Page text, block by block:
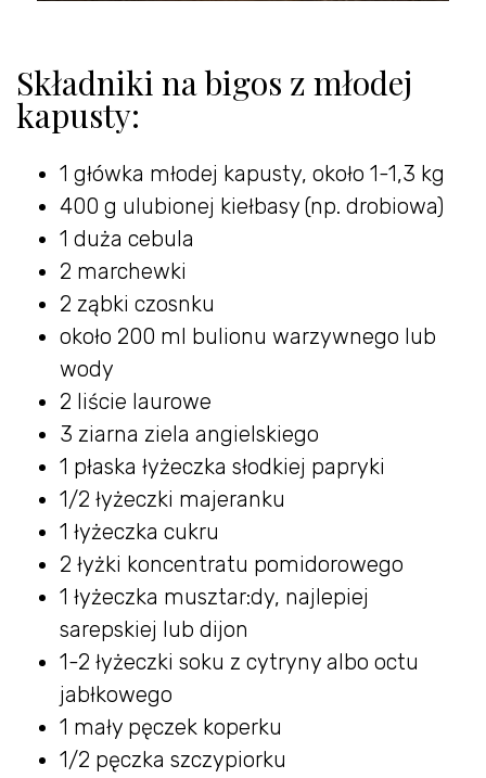
Składniki na bigos z młodej
kapusty:
1 główka młodej kapusty, około 1-1,3 kg
400 g ulubionej kiełbasy (np. drobiowa)
1 duża cebula
2 marchewki
2 ząbki czosnku
około 200 ml bulionu warzywnego lub
wody
2 liście laurowe
3 ziarna ziela angielskiego
1 płaska łyżeczka słodkiej papryki
1/2 łyżeczki majeranku
1 łyżeczka cukru
2 łyżki koncentratu pomidorowego
1 łyżeczka musztar:dy, najlepiej
sarepskiej lub dijon
1-2 łyżeczki soku z cytryny albo octu
jabłkowego
1 mały pęczek koperku
1/2 pęczka szczypiorku